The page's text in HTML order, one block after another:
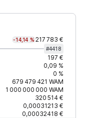
-14,14 % 217 783 €
#4418
197 €
0,09 %
0 %
679 479 421 WAM
1 000 000 000 WAM
320 514 €
0,00031213 €
0,00032418 €